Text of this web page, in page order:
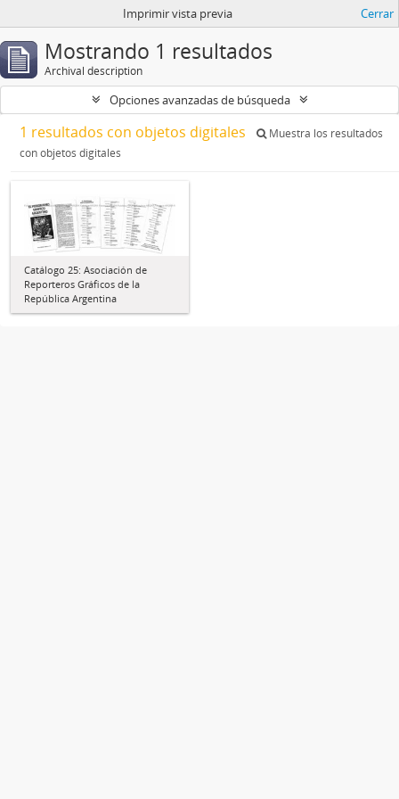
Imprimir vista previa Cerrar
Mostrando 1 resultados
Archival description
Opciones avanzadas de búsqueda
1 resultados con objetos digitales
Muestra los resultados
con objetos digitales
Catálogo 25: Asociación de
Reporteros Gráficos de la
República Argentina